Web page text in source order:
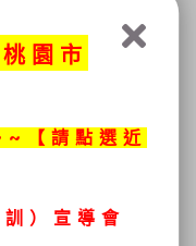
園市
【請點選近
）宣導會